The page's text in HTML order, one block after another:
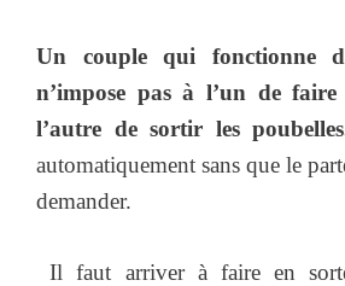
Un couple qui fonctionne
n’impose pas à l’un de
l’autre de sortir les
automatiquement sans que le
demander.
Il faut arriver à faire en